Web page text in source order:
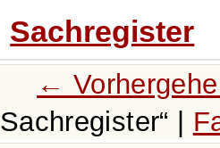
Sachregister
←
Sachregister
|